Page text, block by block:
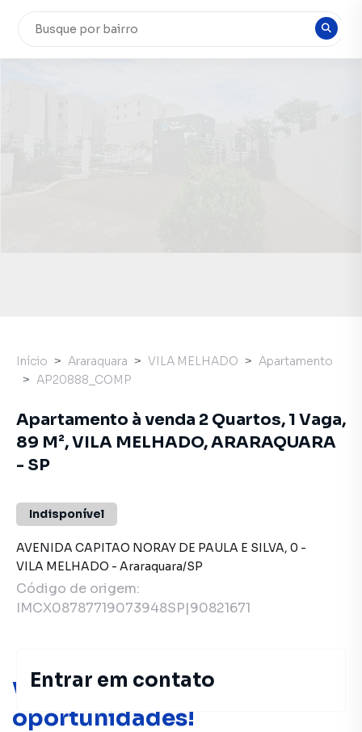
Você pode encontrar novas
oportunidades!
Início Araraquara VILA MELHADO
Apartamento
AP20888_COMP
Apartamento à venda 2 Quartos, 1 Vaga,
89 M², VILA MELHADO, ARARAQUARA
- SP
Indisponível
AVENIDA CAPITAO NORAY DE PAULA E SILVA, 0 -
VILA MELHADO - Araraquara/SP
Código de origem:
IMCX08787719073948SP|90821671
Entrar em contato